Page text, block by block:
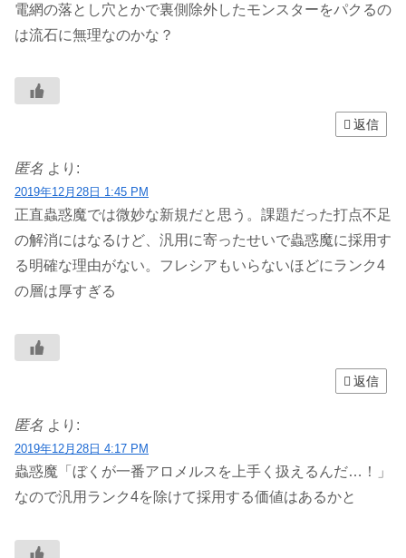
電網の落とし穴とかで裏側除外したモンスターをパクるの
は流石に無理なのかな？
返信
匿名 より:
2019年12月28日 1:45 PM
正直蟲惑魔では微妙な新規だと思う。課題だった打点不足
の解消にはなるけど、汎用に寄ったせいで蟲惑魔に採用す
る明確な理由がない。フレシアもいらないほどにランク4
の層は厚すぎる
返信
匿名 より:
2019年12月28日 4:17 PM
蟲惑魔「ぼくが一番アロメルスを上手く扱えるんだ…！」
なので汎用ランク4を除けて採用する価値はあるかと